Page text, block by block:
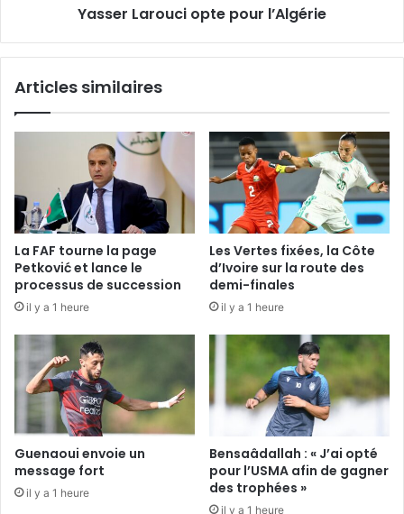
Yasser Larouci opte pour l’Algérie
Articles similaires
La FAF tourne la page
Petković et lance le
processus de succession
il y a 1 heure
Les Vertes fixées, la Côte
d’Ivoire sur la route des
demi-finales
il y a 1 heure
Guenaoui envoie un
message fort
il y a 1 heure
Bensaâdallah : « J’ai opté
pour l’USMA afin de gagner
des trophées »
il y a 1 heure